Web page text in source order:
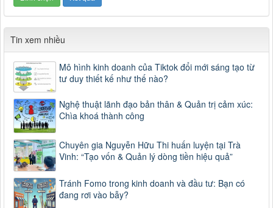
Tin xem nhiều
Mô hình kinh doanh của Tiktok đổi mới sáng tạo từ
tư duy thiết kế như thế nào?
Nghệ thuật lãnh đạo bản thân & Quản trị cảm xúc:
Chìa khoá thành công
Chuyên gia Nguyễn Hữu Thi huấn luyện tại Trà
Vinh: “Tạo vốn & Quản lý dòng tiền hiệu quả”
Tránh Fomo trong kinh doanh và đầu tư: Bạn có
đang rơi vào bẫy?